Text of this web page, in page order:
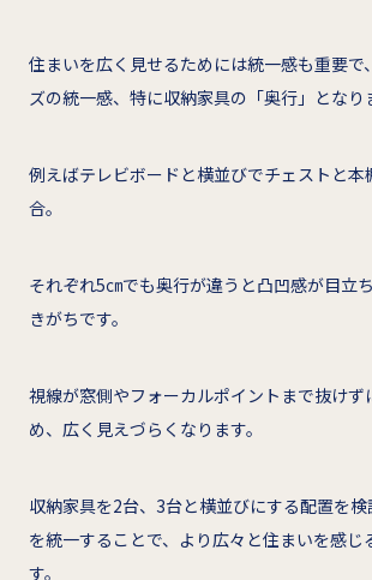
住まいを広く見せるためには統一感も重要で
ズの統一感、特に収納家具の「奥行」となり
例えばテレビボードと横並びでチェストと本
合。
それぞれ5㎝でも奥行が違うと凸凹感が目立
きがちです。
視線が窓側やフォーカルポイントまで抜けず
め、広く見えづらくなります。
収納家具を2台、3台と横並びにする配置を
を統一することで、より広々と住まいを感じ
す。